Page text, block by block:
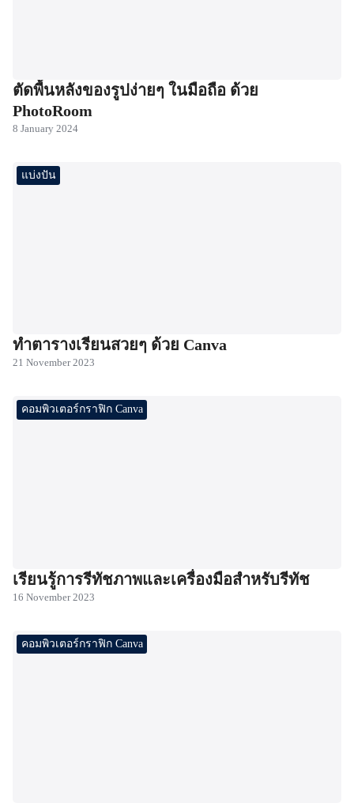
ตัดพื้นหลังของรูปง่ายๆ ในมือถือ ด้วย
PhotoRoom
8 January 2024
แบ่งปัน
ทำตารางเรียนสวยๆ ด้วย Canva
21 November 2023
คอมพิวเตอร์กราฟิก Canva
เรียนรู้การรีทัชภาพและเครื่องมือสำหรับรีทัช
16 November 2023
คอมพิวเตอร์กราฟิก Canva